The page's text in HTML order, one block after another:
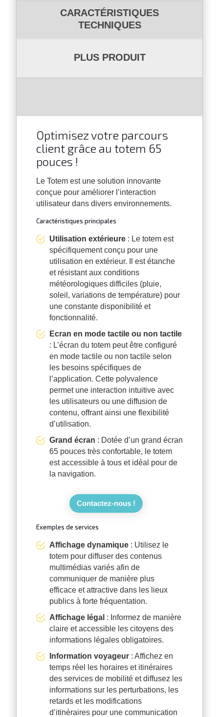
CARACTÉRISTIQUES
TECHNIQUES
PLUS PRODUIT
Optimisez votre parcours
client grâce au totem 65
pouces !
Le Totem est une solution innovante
conçue pour améliorer l’interaction
utilisateur dans divers environnements.
Caractéristiques principales
Utilisation extérieure : Le totem est
spécifiquement conçu pour une
utilisation en extérieur. Il est étanche
et résistant aux conditions
météorologiques difficiles (pluie,
soleil, variations de température) pour
une constante disponibilité et
fonctionnalité.
Ecran en mode tactile ou non tactile
: L’écran du totem peut être configuré
en mode tactile ou non tactile selon
les besoins spécifiques de
l’application. Cette polyvalence
permet une interaction intuitive avec
les utilisateurs ou une diffusion de
contenu, offrant ainsi une flexibilité
d’utilisation.
Grand écran : Dotée d’un grand écran
65 pouces très confortable, le totem
est accessible à tous et idéal pour de
la navigation.
Contactez-nous !
Exemples de services
Affichage dynamique : Utilisez le
totem pour diffuser des contenus
multimédias variés afin de
communiquer de manière plus
efficace et attractive dans les lieux
publics à forte fréquentation.
Affichage légal : Informez de manière
claire et accessible les citoyens des
informations légales obligatoires.
Information voyageur : Affichez en
temps réel les horaires et itinéraires
des services de mobilité et diffusez les
informations sur les perturbations, les
retards et les modifications
d’itinéraires pour une communication